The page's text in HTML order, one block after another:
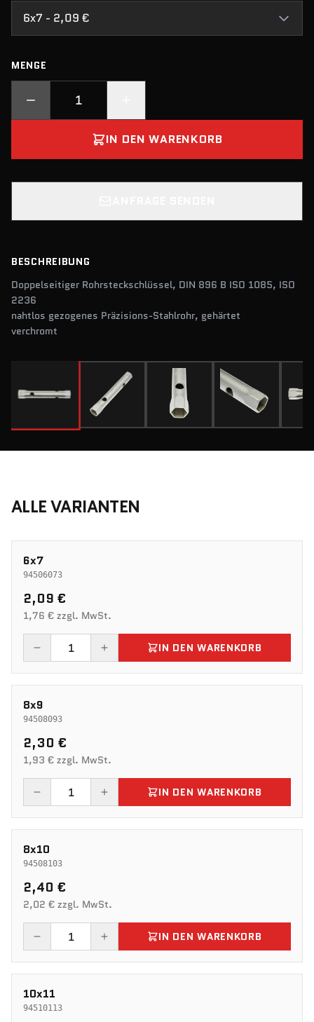
6x7 - 2,09 €
MENGE
IN DEN WARENKORB
BESCHREIBUNG
Doppelseitiger Rohrsteckschlüssel, DIN 896 B ISO 1085, ISO
2236
nahtlos gezogenes Präzisions-Stahlrohr, gehärtet
verchromt
ALLE VARIANTEN
6x7
94506073
2,09 €
1,76 € zzgl. MwSt.
IN DEN WARENKORB
8x9
94508093
2,30 €
1,93 € zzgl. MwSt.
IN DEN WARENKORB
8x10
94508103
2,40 €
2,02 € zzgl. MwSt.
IN DEN WARENKORB
10x11
94510113